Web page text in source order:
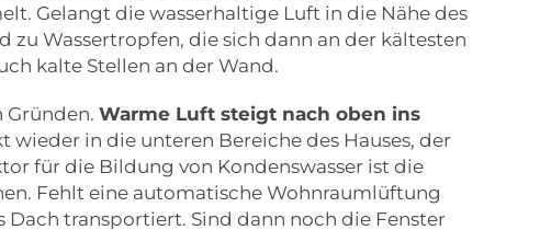
Gelangt die wasserhaltige Luft in die Nähe des
Wassertropfen, die sich dann an der kältesten
kalte Stellen an der Wand.
Gründen. Warme Luft steigt nach oben ins
wieder in die unteren Bereiche des Hauses, der
für die Bildung von Kondenswasser ist die
Fehlt eine automatische Wohnraumlüftung
transportiert. Sind dann noch die Fenster